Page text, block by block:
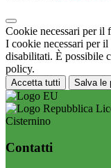
Cookie necessari per il
I cookie necessari per
disabilitati. È possibile
policy.
Accetta tutti Salva le
Cisternino
Contatti